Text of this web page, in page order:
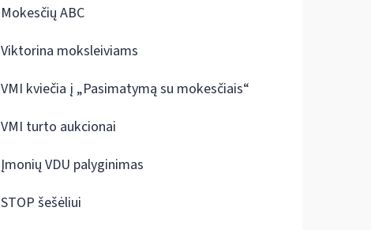
Mokesčių ABC
Viktorina moksleiviams
VMI kviečia į „Pasimatymą su mokesčiais“
VMI turto aukcionai
Įmonių VDU palyginimas
STOP šešėliui